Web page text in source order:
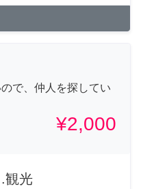
で、仲人を探してい
¥2,000
観光